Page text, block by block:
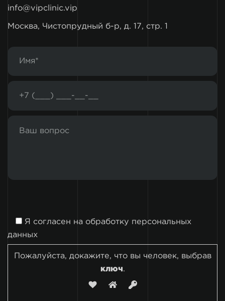
info@vipclinic.vip
Москва, Чистопрудный б-р, д. 17, стр. 1
Я согласен на обработку персональных
данных
Пожалуйста, докажите, что вы человек, выбрав
ключ.